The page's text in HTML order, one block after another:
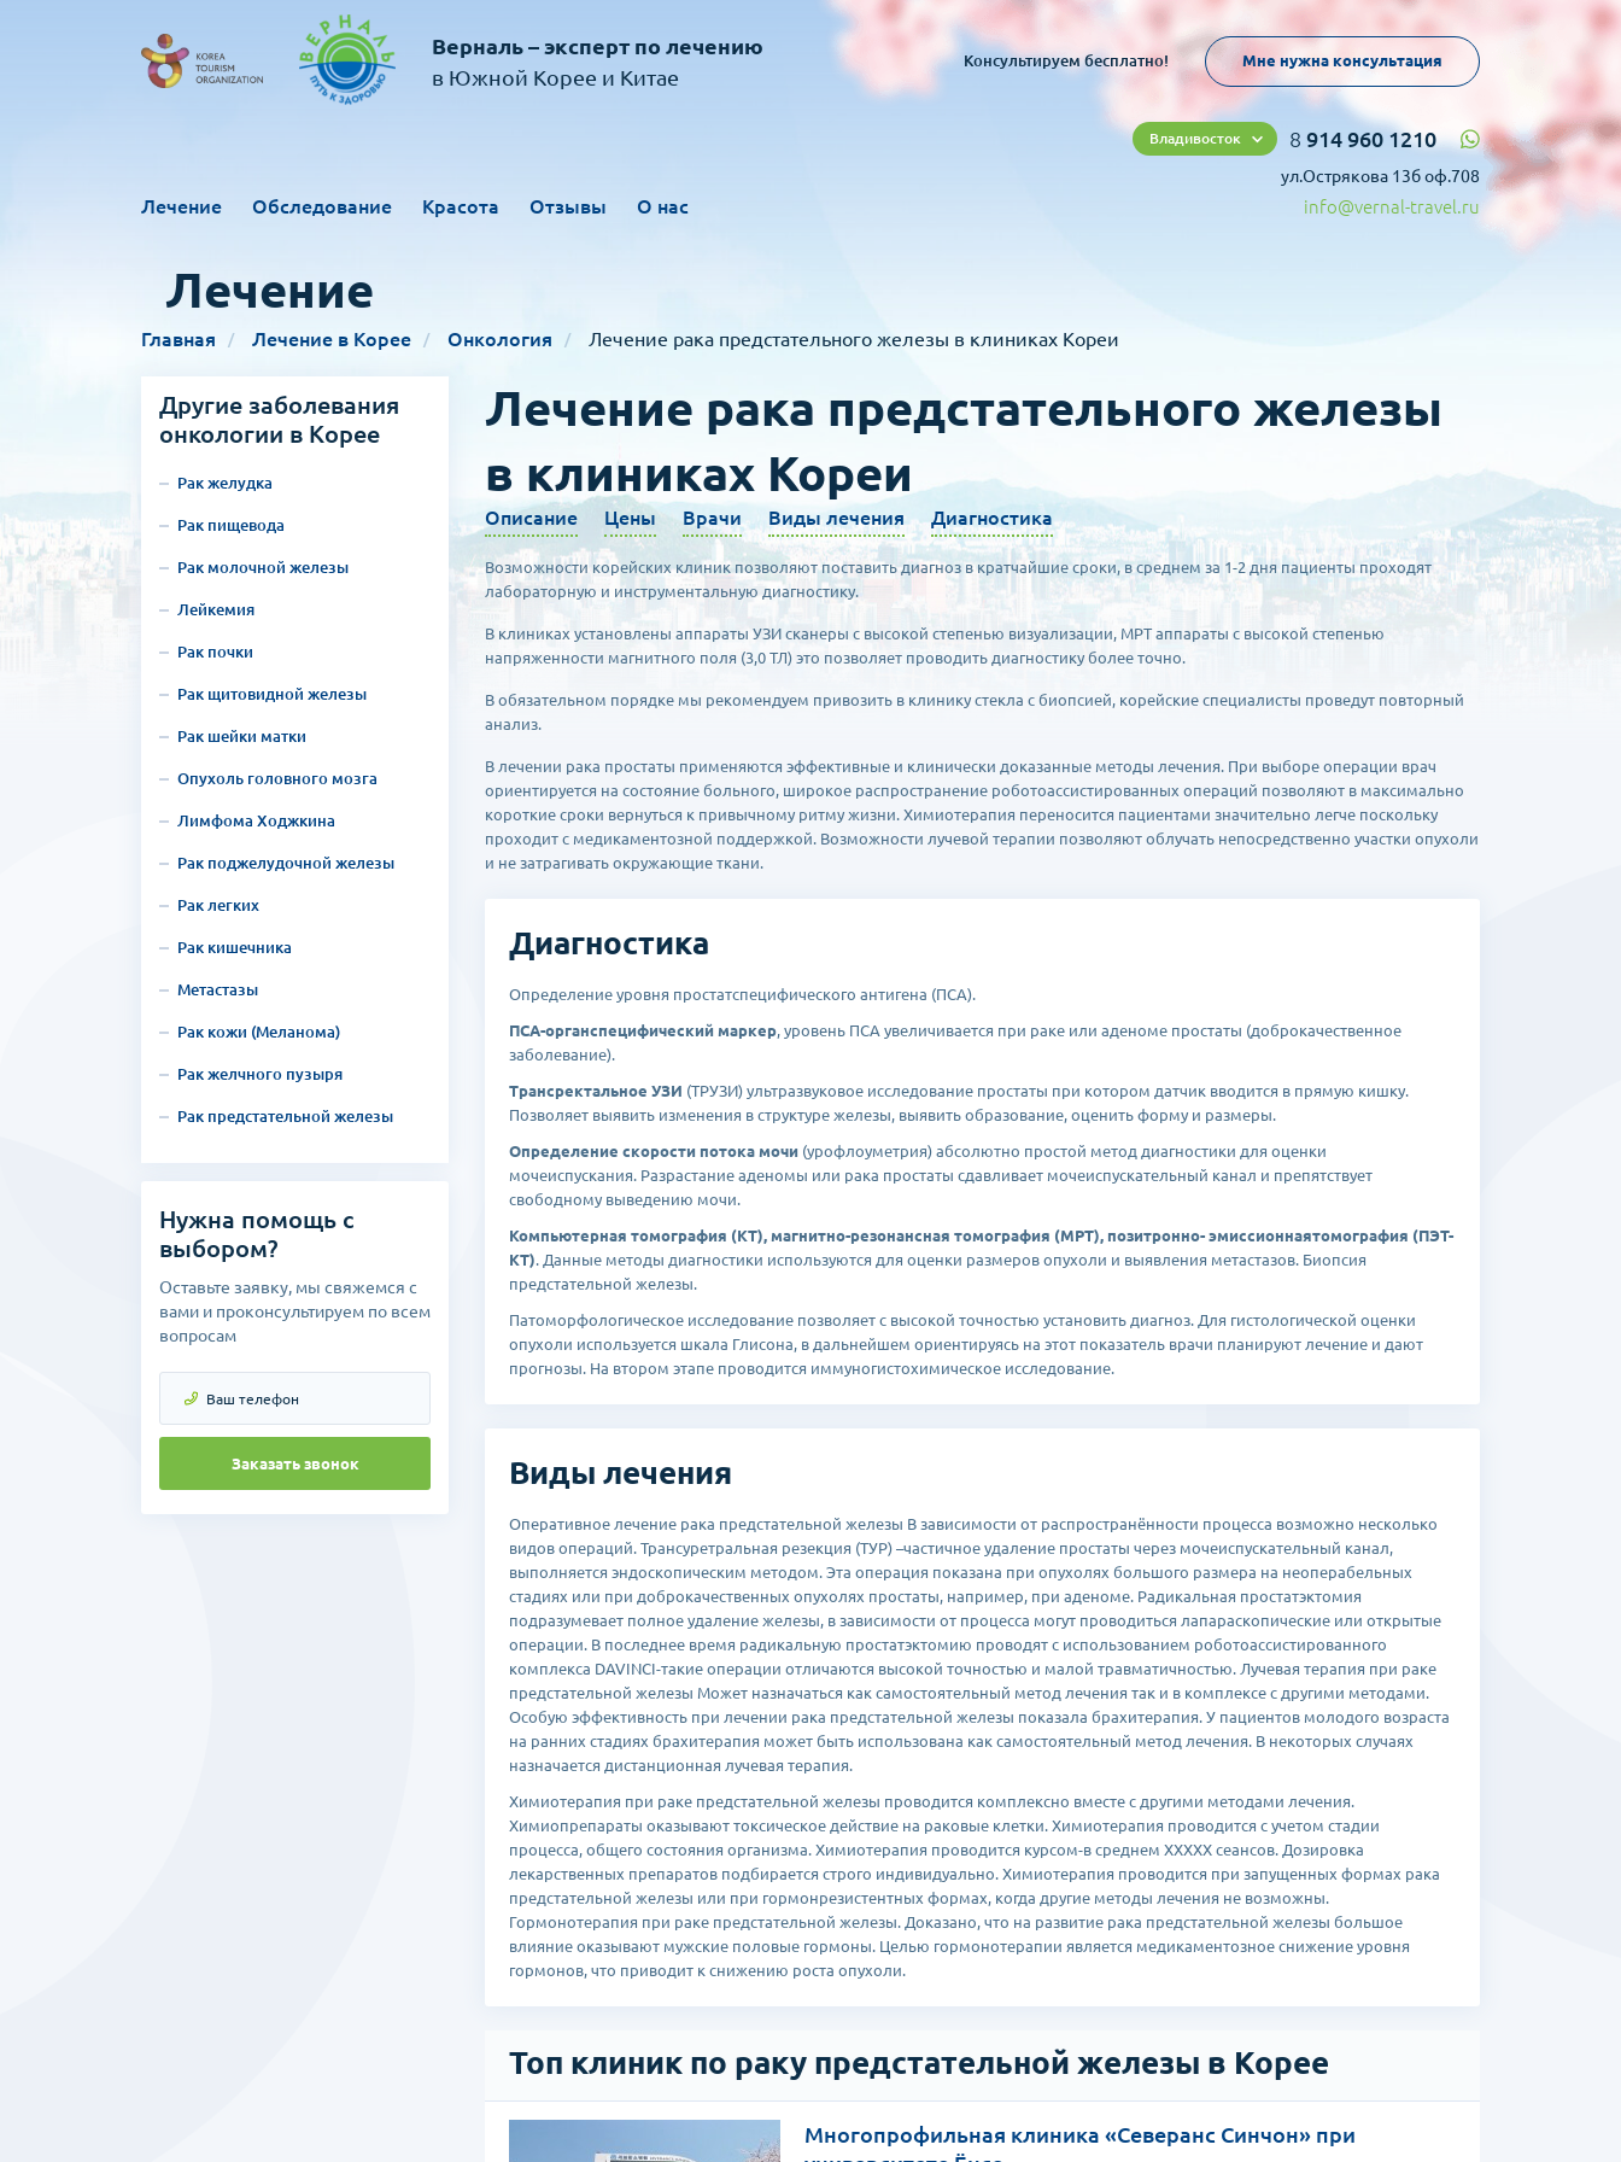
Верналь – эксперт по лечению
в Южной Корее и Китае
Консультируем бесплатно! Мне нужна консультация
Лечение Обследование Красота Отзывы О нас
Владивосток 8 914 960 1210
ул.Острякова 13б оф.708
info@vernal-travel.ru
Лечение
Главная Лечение в Корее Онкология Лечение рака предстательного железы в клиниках Кореи
Другие заболевания
онкологии в Корее
Рак желудка
Рак пищевода
Рак молочной железы
Лейкемия
Рак почки
Рак щитовидной железы
Рак шейки матки
Опухоль головного мозга
Лимфома Ходжкина
Рак поджелудочной железы
Рак легких
Рак кишечника
Метастазы
Рак кожи (Меланома)
Рак желчного пузыря
Рак предстательной железы
Нужна помощь с
выбором?
Оставьте заявку, мы свяжемся с
вами и проконсультируем по всем
вопросам
Заказать звонок
Лечение рака предстательного железы
в клиниках Кореи
Описание Цены Врачи Виды лечения Диагностика
Возможности корейских клиник позволяют поставить диагноз в кратчайшие сроки, в среднем за 1-2 дня пациенты проходят
лабораторную и инструментальную диагностику.
В клиниках установлены аппараты УЗИ сканеры с высокой степенью визуализации, МРТ аппараты с высокой степенью
напряженности магнитного поля (3,0 ТЛ) это позволяет проводить диагностику более точно.
В обязательном порядке мы рекомендуем привозить в клинику стекла с биопсией, корейские специалисты проведут повторный
анализ.
В лечении рака простаты применяются эффективные и клинически доказанные методы лечения. При выборе операции врач
ориентируется на состояние больного, широкое распространение роботоассистированных операций позволяют в максимально
короткие сроки вернуться к привычному ритму жизни. Химиотерапия переносится пациентами значительно легче поскольку
проходит с медикаментозной поддержкой. Возможности лучевой терапии позволяют облучать непосредственно участки опухоли
и не затрагивать окружающие ткани.
Диагностика
Определение уровня простатспецифического антигена (ПСА).
ПСА-органспецифический маркер, уровень ПСА увеличивается при раке или аденоме простаты (доброкачественное
заболевание).
Трансректальное УЗИ (ТРУЗИ) ультразвуковое исследование простаты при котором датчик вводится в прямую кишку.
Позволяет выявить изменения в структуре железы, выявить образование, оценить форму и размеры.
Определение скорости потока мочи (урофлоуметрия) абсолютно простой метод диагностики для оценки
мочеиспускания. Разрастание аденомы или рака простаты сдавливает мочеиспускательный канал и препятствует
свободному выведению мочи.
Компьютерная томография (КТ), магнитно-резонансная томография (МРТ), позитронно- эмиссионнаятомография (ПЭТ-
КТ). Данные методы диагностики используются для оценки размеров опухоли и выявления метастазов. Биопсия
предстательной железы.
Патоморфологическое исследование позволяет с высокой точностью установить диагноз. Для гистологической оценки
опухоли используется шкала Глисона, в дальнейшем ориентируясь на этот показатель врачи планируют лечение и дают
прогнозы. На втором этапе проводится иммуногистохимическое исследование.
Виды лечения
Оперативное лечение рака предстательной железы В зависимости от распространённости процесса возможно несколько
видов операций. Трансуретральная резекция (ТУР) –частичное удаление простаты через мочеиспускательный канал,
выполняется эндоскопическим методом. Эта операция показана при опухолях большого размера на неоперабельных
стадиях или при доброкачественных опухолях простаты, например, при аденоме. Радикальная простатэктомия
подразумевает полное удаление железы, в зависимости от процесса могут проводиться лапараскопические или открытые
операции. В последнее время радикальную простатэктомию проводят с использованием роботоассистированного
комплекса DAVINCI-такие операции отличаются высокой точностью и малой травматичностью. Лучевая терапия при раке
предстательной железы Может назначаться как самостоятельный метод лечения так и в комплексе с другими методами.
Особую эффективность при лечении рака предстательной железы показала брахитерапия. У пациентов молодого возраста
на ранних стадиях брахитерапия может быть использована как самостоятельный метод лечения. В некоторых случаях
назначается дистанционная лучевая терапия.
Химиотерапия при раке предстательной железы проводится комплексно вместе с другими методами лечения.
Химиопрепараты оказывают токсическое действие на раковые клетки. Химиотерапия проводится с учетом стадии
процесса, общего состояния организма. Химиотерапия проводится курсом-в среднем ХХХХХ сеансов. Дозировка
лекарственных препаратов подбирается строго индивидуально. Химиотерапия проводится при запущенных формах рака
предстательной железы или при гормонрезистентных формах, когда другие методы лечения не возможны.
Гормонотерапия при раке предстательной железы. Доказано, что на развитие рака предстательной железы большое
влияние оказывают мужские половые гормоны. Целью гормонотерапии является медикаментозное снижение уровня
гормонов, что приводит к снижению роста опухоли.
Топ клиник по раку предстательной железы в Корее
Многопрофильная клиника «Северанс Синчон» при